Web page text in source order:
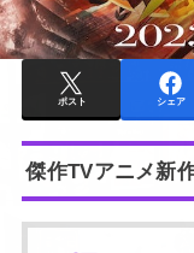
ポスト シェア
傑作TVアニメ新